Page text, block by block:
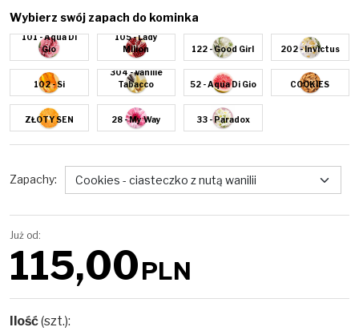
Wybierz swój zapach do kominka
101 - Aqua Di
Gio
105 - Lady
Milion
122 - Good Girl 202 - Invictus
102 - Si
304 - Vanille
Tabacco
52 - Aqua Di Gio COOKIES
ZŁOTY SEN 28 - My Way 33 - Paradox
Zapachy:
Już od:
115,00PLN
Ilość(szt.):